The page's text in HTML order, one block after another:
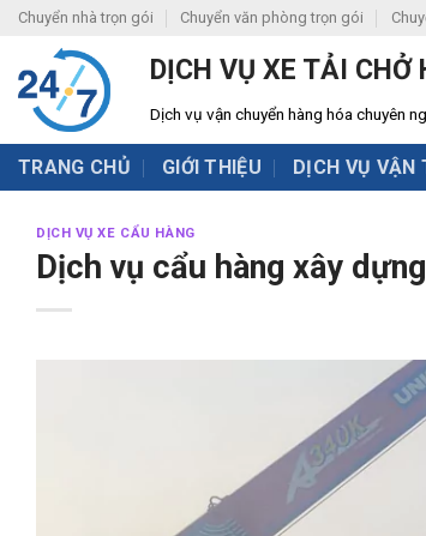
Skip
content
Chuyển nhà trọn gói Chuyển văn phòng trọn gói
DỊCH VỤ XE TẢI
Dịch vụ vận chuyển hàng hóa chuyên
TRANG CHỦ GIỚI THIỆU DỊCH VỤ VẬN
DỊCH VỤ XE CẨU HÀNG
Dịch vụ cẩu hàng xây